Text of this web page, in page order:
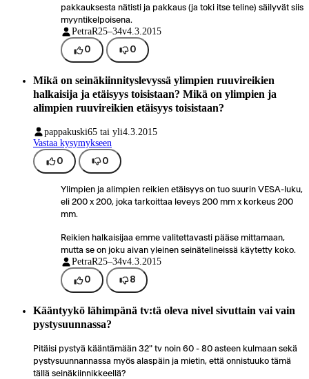
pakkauksesta nätisti ja pakkaus (ja toki itse teline) säilyvät siis
myyntikelpoisena.
PetraR25–34v4.3.2015
0 0
Mikä on seinäkiinnityslevyssä ylimpien ruuvireikien
halkaisija ja etäisyys toisistaan? Mikä on ylimpien ja
alimpien ruuvireikien etäisyys toisistaan?
pappakuski65 tai yli4.3.2015
Vastaa kysymykseen
0 0
Ylimpien ja alimpien reikien etäisyys on tuo suurin VESA-luku,
eli 200 x 200, joka tarkoittaa leveys 200 mm x korkeus 200
mm.
Reikien halkaisijaa emme valitettavasti pääse mittamaan,
mutta se on joku aivan yleinen seinätelineissä käytetty koko.
PetraR25–34v4.3.2015
0 8
Kääntyykö lähimpänä tv:tä oleva nivel sivuttain vai vain
pystysuunnassa?
Pitäisi pystyä kääntämään 32" tv noin 60 - 80 asteen kulmaan sekä
pystysuunnannassa myös alaspäin ja mietin, että onnistuuko tämä
tällä seinäkiinnikkeellä?